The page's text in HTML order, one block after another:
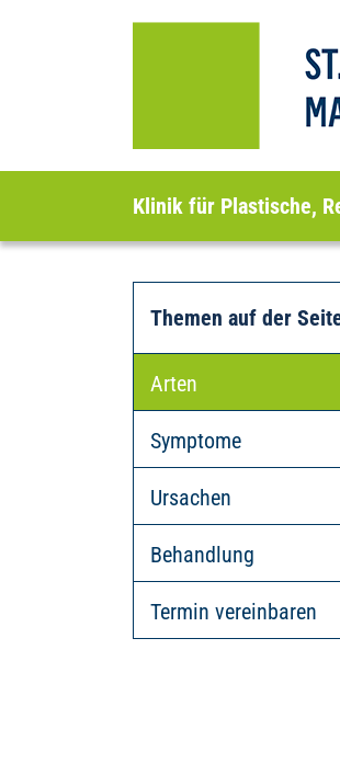
Klinik für Plastische,
Themen auf der
Arten
Symptome
Ursachen
Behandlung
Termin vereinbaren